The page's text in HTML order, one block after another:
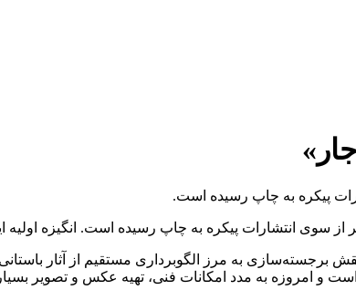
پیکره به چاپ رسیده است.
سوی انتشارات پیکره به چاپ رسیده است. انگیزه اولیه
برجسته‌سازی به مرز الگوبرداری مستقیم از آثار
و امروزه به مدد امکانات فنی، تهیه عکس و تصویر